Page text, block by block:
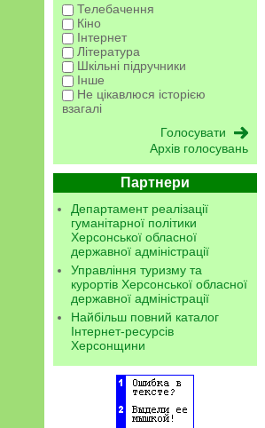
Телебачення
Кіно
Інтернет
Література
Шкільні підручники
Інше
Не цікавлюся історією
взагалі
Архів голосувань
Партнери
Департамент реалізації
гуманітарної політики
Херсонської обласної
державної адміністрації
Управління туризму та
курортів Херсонської обласної
державної адміністрації
Найбільш повний каталог
Інтернет-ресурсів
Херсонщини